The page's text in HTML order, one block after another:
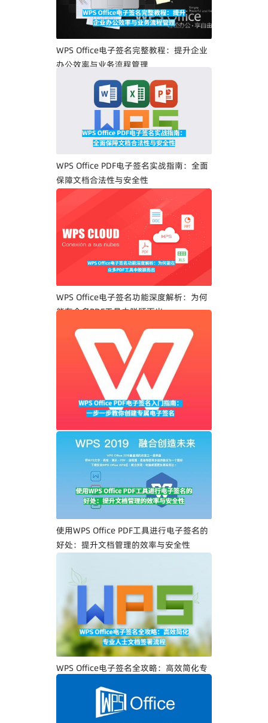
WPS Office电子签名完整教程：提升企业
办公效率与业务流程管理
WPS Office PDF电子签名实战指南：全面
保障文档合法性与安全性
WPS Office电子签名功能深度解析：为何
能在众多PDF工具中脱颖而出
WPS Office PDF电子签名入门指南：一步
一步教你创建专属电子签名
使用WPS Office PDF工具进行电子签名的
好处：提升文档管理的效率与安全性
WPS Office电子签名全攻略：高效简化专